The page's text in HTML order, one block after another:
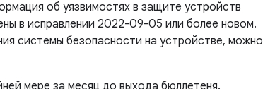
об уязвимостях в защите устройств
в исправлении 2022-09-05 или более новом.
системы безопасности на устройстве, можно
мере за месяц до выхода бюллетеня.